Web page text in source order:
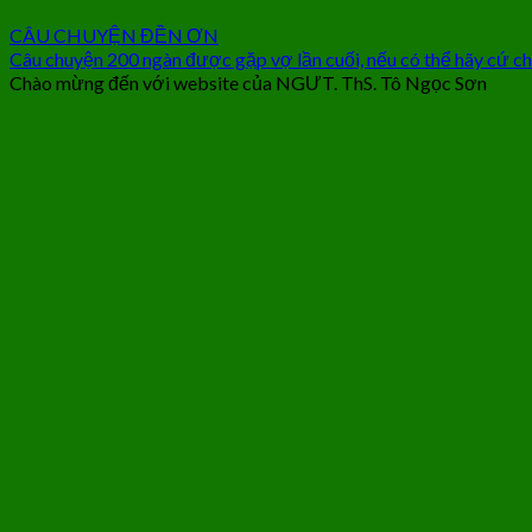
CÂU CHUYỆN ĐỀN ƠN
Câu chuyện 200 ngàn được gặp vợ lần cuối, nếu có thể hãy cứ
Chào mừng đến với website của NGƯT. ThS. Tô Ngọc Sơn